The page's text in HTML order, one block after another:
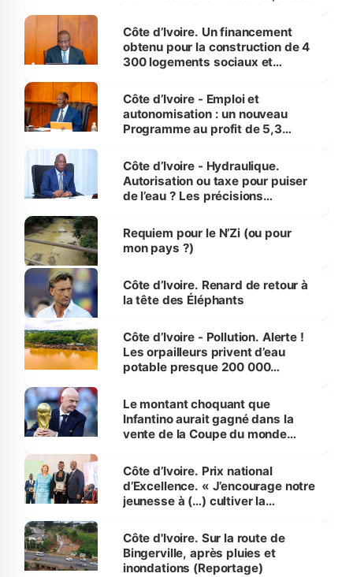
Côte d’Ivoire. Un financement
obtenu pour la construction de 4
300 logements sociaux et
et Yamoussoukro
Côte d’Ivoire - Emploi et
autonomisation : un nouveau
Programme au profit de 5,3
Côte d’Ivoire - Hydraulique.
Autorisation ou taxe pour puiser
de l’eau ? Les précisions
Requiem pour le N’Zi (ou pour
mon pays ?)
Côte d’Ivoire. Renard de retour à
la tête des Éléphants
Côte d’Ivoire - Pollution. Alerte !
Les orpailleurs privent d’eau
potable presque 200 000
Le montant choquant que
Infantino aurait gagné dans la
vente de la Coupe du monde
Côte d’Ivoire. Prix national
d’Excellence. « J’encourage notre
jeunesse à (…) cultiver la
(Alassane Ouattara
Côte d'Ivoire. Sur la route de
Bingerville, après pluies et
inondations (Reportage)